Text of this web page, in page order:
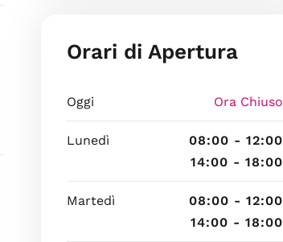
Orari di Apertura
Oggi Ora Chiuso
Lunedì
08:00 - 12:00
14:00 - 18:00
Martedì
08:00 - 12:00
14:00 - 18:00